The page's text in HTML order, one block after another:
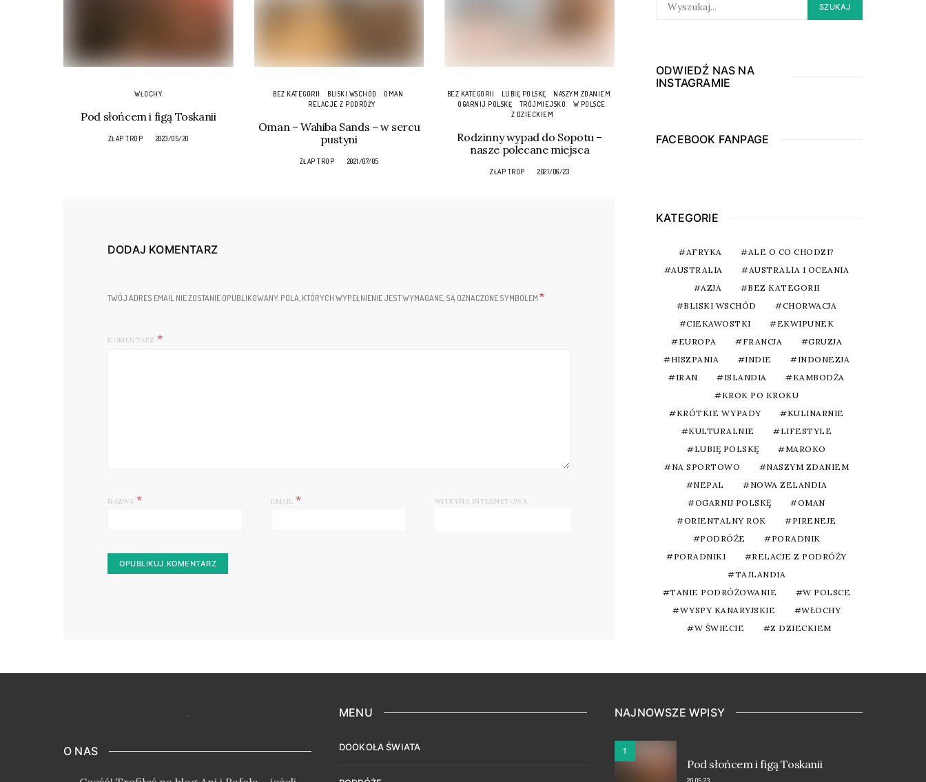
WŁOCHY
Pod słońcem i figą Toskanii
ZŁAP TROP 2023/05/20
BEZ KATEGORII BLISKI WSCHÓD
OMAN
RELACJE Z PODRÓŻY
Oman – Wahiba Sands – w sercu
pustyni
ZŁAP TROP 2021/07/05
BEZ KATEGORII LUBIĘ POLSKĘ
NASZYM ZDANIEM
OGARNIJ POLSKĘ
TRÓJMIEJSKO
W POLSCE
Z DZIECKIEM
Rodzinny wypad do Sopotu –
nasze polecane miejsca
ZŁAP TROP 2021/06/23
DODAJ KOMENTARZ
TWÓJ ADRES EMAIL NIE ZOSTANIE OPUBLIKOWANY. POLA, KTÓRYCH WYPEŁNIENIE JEST WYMAGANE, SĄ OZNACZONE SYMBOLEM *
KOMENTARZ
NAZWA * EMAIL* WITRYNA INTERNETOWA
FOR:
SZUKAJ
ODWIEDŹ NAS NA
INSTAGRAMIE
FACEBOOK FANPAGE
KATEGORIE
AFRYKA
ALE O CO CHODZI?
AUSTRALIA
AUSTRALIA I OCEANIA
AZJA
BEZ KATEGORII
BLISKI WSCHÓD
CHORWACJA
CIEKAWOSTKI
EKWIPUNEK
EUROPA
FRANCJA
GRUZJA
HISZPANIA
INDIE
INDONEZJA
IRAN
ISLANDIA
KAMBODŻA
KROK PO KROKU
KRÓTKIE WYPADY
KULINARNIE
KULTURALNIE
LIFESTYLE
LUBIĘ POLSKĘ
MAROKO
NA SPORTOWO
NASZYM ZDANIEM
NEPAL
NOWA ZELANDIA
OGARNIJ POLSKĘ
OMAN
ORIENTALNY ROK
PIRENEJE
PODRÓŻE
PORADNIK
PORADNIKI
RELACJE Z PODRÓŻY
TAJLANDIA
TANIE PODRÓŻOWANIE
W POLSCE
WYSPY KANARYJSKIE
WŁOCHY
W ŚWIECIE
Z DZIECKIEM
O NAS
MENU
DOOKOŁA ŚWIATA
NAJNOWSZE WPISY
1
Pod słońcem i figą Toskanii
20.05.23